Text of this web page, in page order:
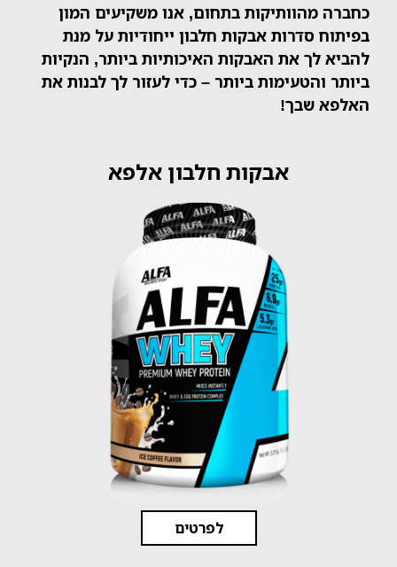
כחברה מהוותיקות בתחום, אנו משקיעים המון
בפיתוח סדרות אבקות חלבון ייחודיות על מנת
להביא לך את האבקות האיכותיות ביותר, הנקיות
ביותר והטעימות ביותר – כדי לעזור לך לבנות את
האלפא שבך!
אבקות חלבון אלפא
לפרטים